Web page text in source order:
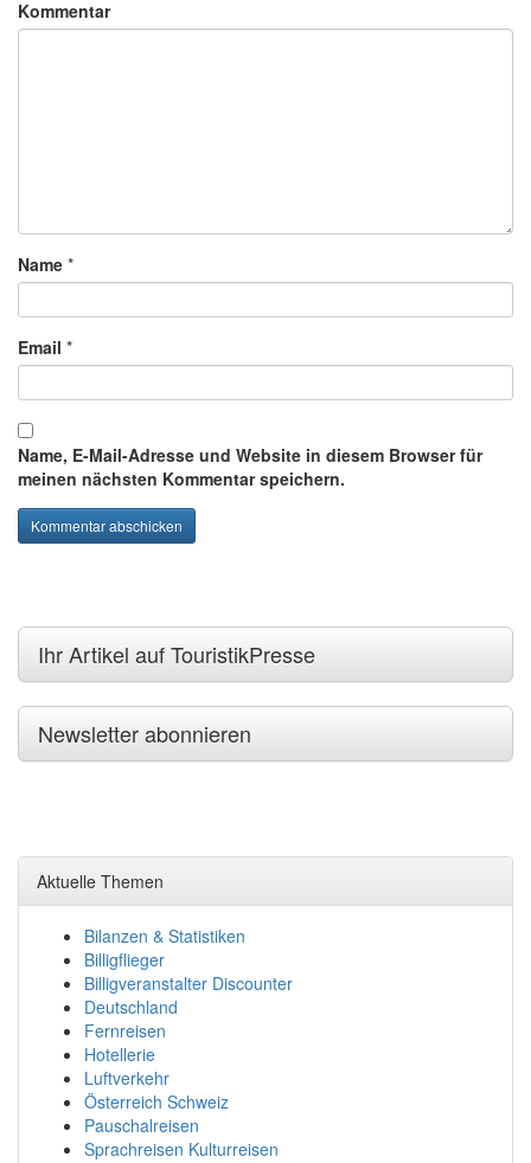
Kommentar
Name *
Email *
Name, E-Mail-Adresse und Website in diesem Browser für
meinen nächsten Kommentar speichern.
Ihr Artikel auf TouristikPresse
Newsletter abonnieren
Aktuelle Themen
Bilanzen & Statistiken
Billigflieger
Billigveranstalter Discounter
Deutschland
Fernreisen
Hotellerie
Luftverkehr
Österreich Schweiz
Pauschalreisen
Sprachreisen Kulturreisen